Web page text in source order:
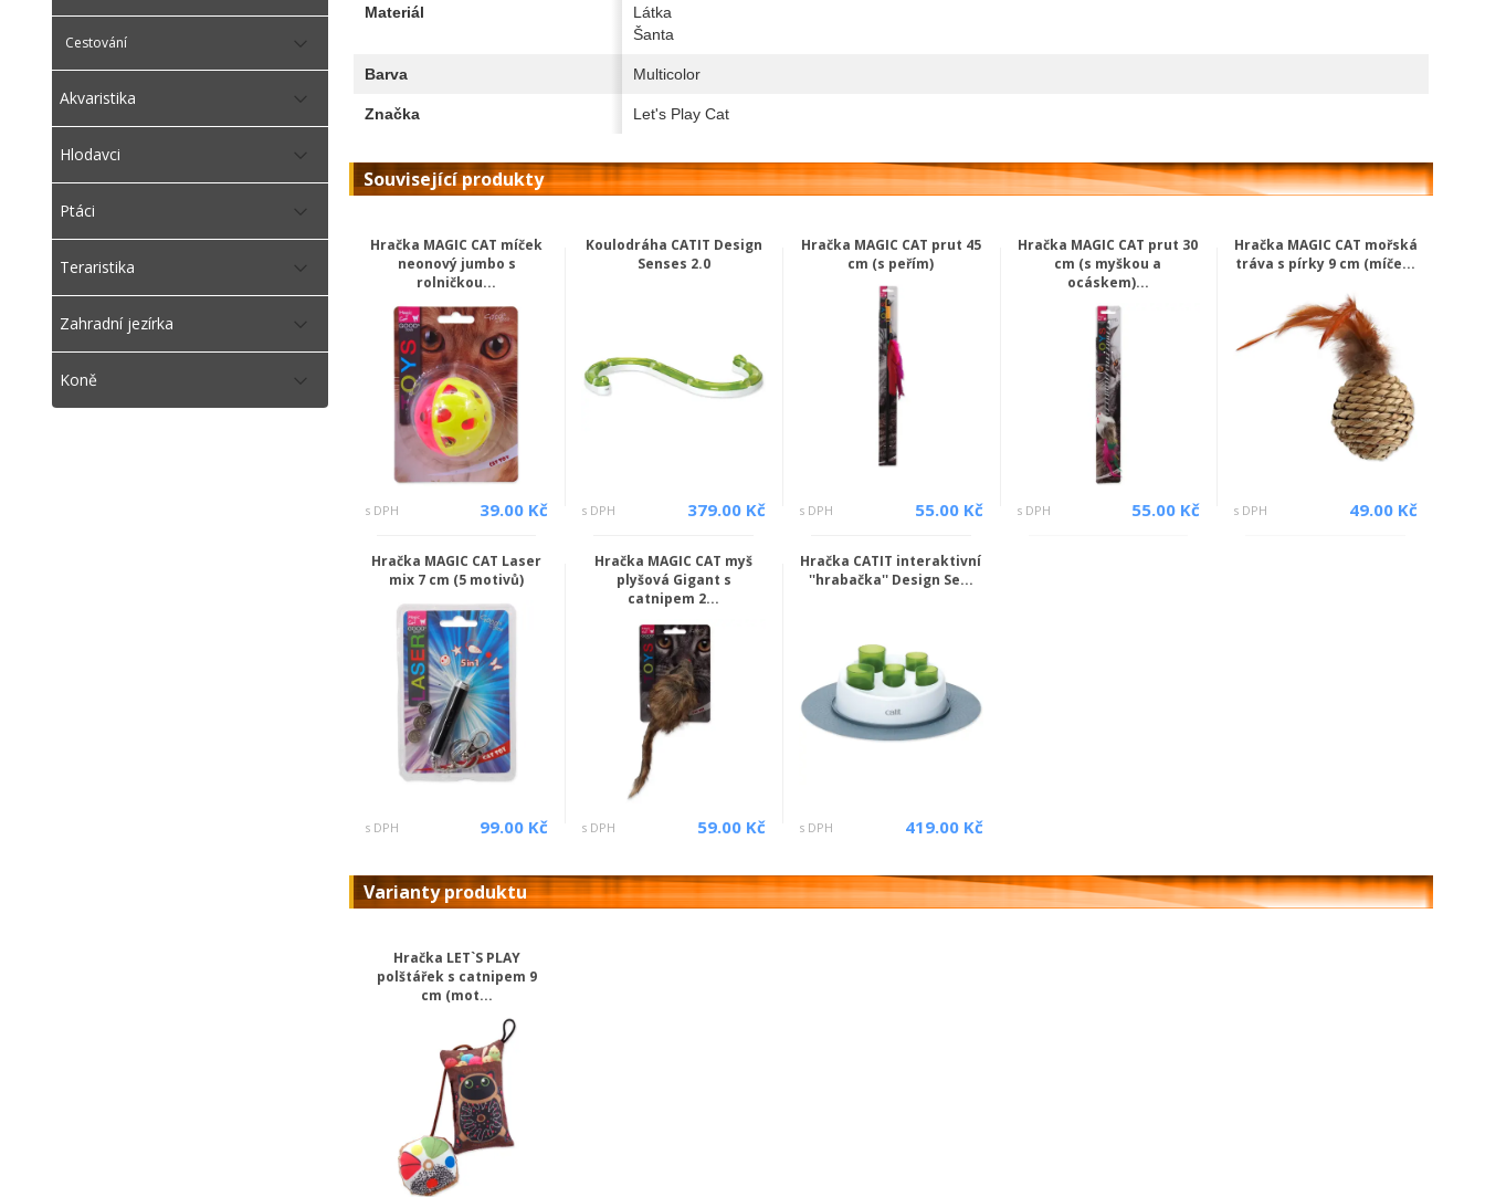
Cestování
Akvaristika
Hlodavci
Ptáci
Teraristika
Zahradní jezírka
Koně
Materiál
Látka
Šanta
Barva Multicolor
Značka Let's Play Cat
Související produkty
Hračka MAGIC CAT míček
neonový jumbo s
rolničkou...
s DPH 39.00 Kč
Koulodráha CATIT Design
Senses 2.0
s DPH 379.00 Kč
Hračka MAGIC CAT prut 45
cm (s peřím)
s DPH 55.00 Kč
Hračka MAGIC CAT prut 30
cm (s myškou a
ocáskem)...
s DPH 55.00 Kč
Hračka MAGIC CAT mořská
tráva s pírky 9 cm (míče...
s DPH 49.00 Kč
Hračka MAGIC CAT Laser
mix 7 cm (5 motivů)
s DPH 99.00 Kč
Hračka MAGIC CAT myš
plyšová Gigant s
catnipem 2...
s DPH 59.00 Kč
Hračka CATIT interaktivní
''hrabačka'' Design Se...
s DPH 419.00 Kč
Varianty produktu
Hračka LET`S PLAY
polštářek s catnipem 9
cm (mot...